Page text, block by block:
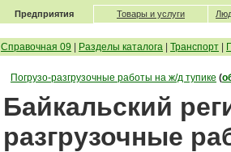
Предприятия Товары и услуги
Справочная 09 Разделы каталога Транспорт
Погрузо-разгрузочные работы на ж/д тупике (
Байкальский
разгрузочные